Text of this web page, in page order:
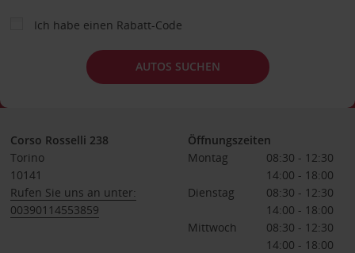
Ich habe einen Rabatt-Code
AUTOS SUCHEN
Corso Rosselli 238
Torino
10141
Rufen Sie uns an unter:
00390114553859
Öffnungszeiten
Montag
08:30 - 12:30
14:00 - 18:00
Dienstag
08:30 - 12:30
14:00 - 18:00
Mittwoch
08:30 - 12:30
14:00 - 18:00